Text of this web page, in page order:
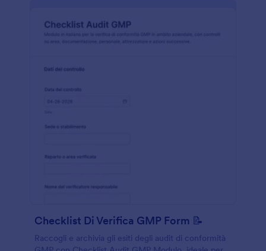
Checklist Di Verifica GMP Form 📝
Raccogli e archivia gli esiti degli audit di conformità